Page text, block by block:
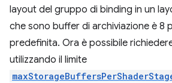
layout del gruppo di binding in un
che sono buffer di archiviazione è 8
predefinita. Ora è possibile
utilizzando il limite